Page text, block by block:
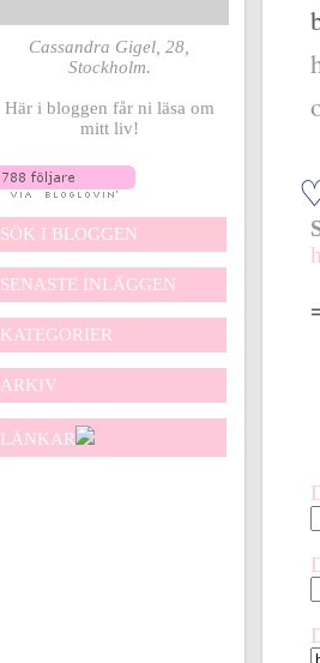
Cassandra Gigel, 28,
Stockholm.
Här i bloggen får ni läsa om
mitt liv!
SÖK I BLOGGEN
SENASTE INLÄGGEN
KATEGORIER
ARKIV
LÄNKAR